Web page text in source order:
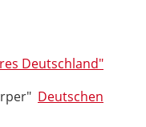
Deutschland"
Deutschen